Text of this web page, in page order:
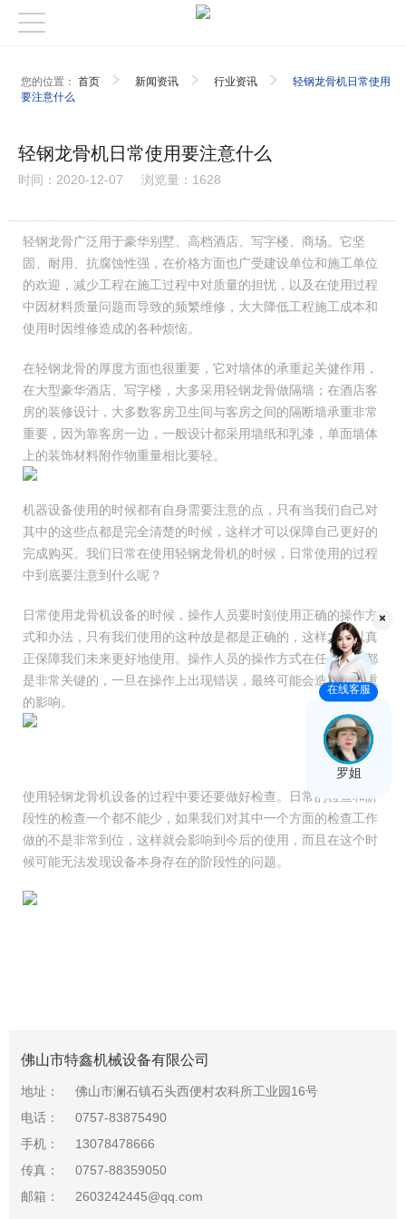
您的位置： 首页 新闻资讯 行业资讯
轻钢龙骨机日常使用
要注意什么
轻钢龙骨机日常使用要注意什么
时间：2020-12-07 浏览量：1628
轻钢龙骨广泛用于豪华别墅、高档酒店、写字楼、商场。它坚
固、耐用、抗腐蚀性强，在价格方面也广受建设单位和施工单位
的欢迎，减少工程在施工过程中对质量的担忧，以及在使用过程
中因材料质量问题而导致的频繁维修，大大降低工程施工成本和
使用时因维修造成的各种烦恼。
在轻钢龙骨的厚度方面也很重要，它对墙体的承重起关健作用，
在大型豪华酒店、写字楼，大多采用轻钢龙骨做隔墙；在酒店客
房的装修设计，大多数客房卫生间与客房之间的隔断墙承重非常
重要，因为靠客房一边，一般设计都采用墙纸和乳漆，单面墙体
上的装饰材料附作物重量相比要轻。
机器设备使用的时候都有自身需要注意的点，只有当我们自己对
其中的这些点都是完全清楚的时候，这样才可以保障自己更好的
完成购买。我们日常在使用轻钢龙骨机的时候，日常使用的过程
中到底要注意到什么呢？
日常使用龙骨机设备的时候，操作人员要时刻使用正确的操作方
式和办法，只有我们使用的这种放是都是正确的，这样才可以真
正保障我们未来更好地使用。操作人员的操作方式在任何时候都
是非常关键的，一旦在操作上出现错误，最终可能会造成很严重
的影响。
使用轻钢龙骨机设备的过程中要还要做好检查。日常的检查和阶
段性的检查一个都不能少，如果我们对其中一个方面的检查工作
做的不是非常到位，这样就会影响到今后的使用，而且在这个时
候可能无法发现设备本身存在的阶段性的问题。
佛山市特鑫机械设备有限公司
地址：
佛山市澜石镇石头西便村农科所工业园16号
电话：
0757-83875490
手机：
13078478666
传真：
0757-88359050
邮箱：
2603242445@qq.com
在线客服
罗姐